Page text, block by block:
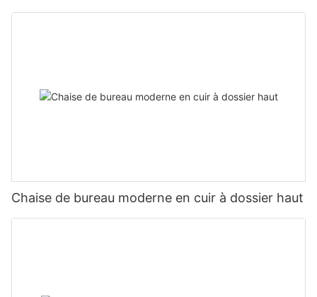
Chaise de bureau moderne en cuir à dossier haut